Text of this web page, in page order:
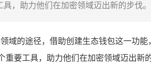
，助力他们在加密领域迈出新的步伐
域的途径，借助创建生态钱包这一功能
要工具，助力他们在加密领域迈出新的